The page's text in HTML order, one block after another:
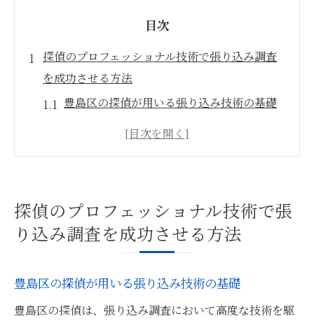
目次
探偵のプロフェッショナル技術で張り込み調査
を成功させる方法
豊島区の探偵が用いる張り込み技術の基礎
プロの探偵が実行する成功率を上げる手法
豊島区特有の張り込み環境に対応する探偵
の技術
探偵のプロフェッショナルが語る張り込み
豊島区の探偵が明かす張り込み調査の現場とそ
の秘訣
探偵のプロフェッショナル技術で張
り込み調査を成功させる方法
豊島区の探偵が用いる張り込み技術の基礎
豊島区の探偵は、張り込み調査において高度な技術を駆